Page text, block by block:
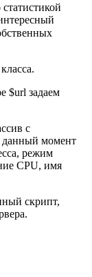
$url задаем
с
данный момент
режим
CPU, имя
скрипт,